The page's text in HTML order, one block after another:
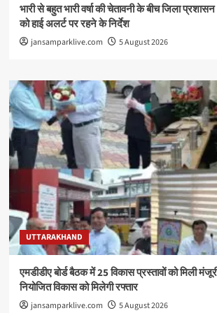
भारी से बहुत भारी वर्षा की चेतावनी के बीच जिला
को हाई अलर्ट पर रहने के निर्देश
jansamparklive.com 5 August 2026
UTTARAKHAND
एमडीडीए बोर्ड बैठक में 25 विकास प्रस्तावों को मिली
नियोजित विकास को मिलेगी रफ्तार
jansamparklive.com 5 August 2026